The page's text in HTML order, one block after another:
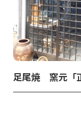
足尾焼 窯元「